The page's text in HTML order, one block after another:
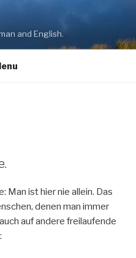
and English.
Man ist hier nie allein. Das
denen man immer
auf andere freilaufende